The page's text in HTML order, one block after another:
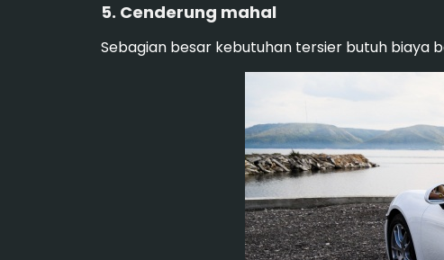
5. Cenderung mahal
Sebagian besar kebutuhan tersier butuh biaya